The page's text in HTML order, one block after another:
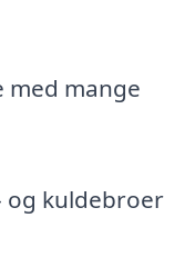
mange
kuldebroer